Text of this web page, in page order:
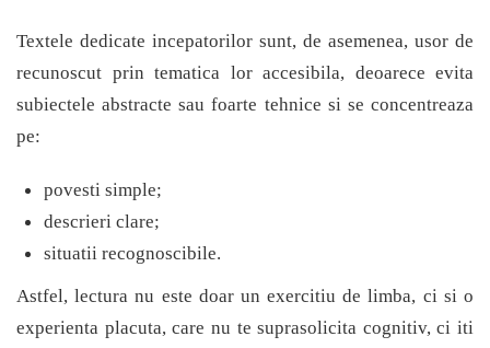
Textele dedicate incepatorilor sunt, de asemenea, usor de
recunoscut prin tematica lor accesibila, deoarece evita
subiectele abstracte sau foarte tehnice si se concentreaza
pe:
povesti simple;
descrieri clare;
situatii recognoscibile.
Astfel, lectura nu este doar un exercitiu de limba, ci si o
experienta placuta, care nu te suprasolicita cognitiv, ci iti